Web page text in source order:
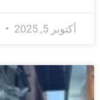
أكتوبر 5, 2025